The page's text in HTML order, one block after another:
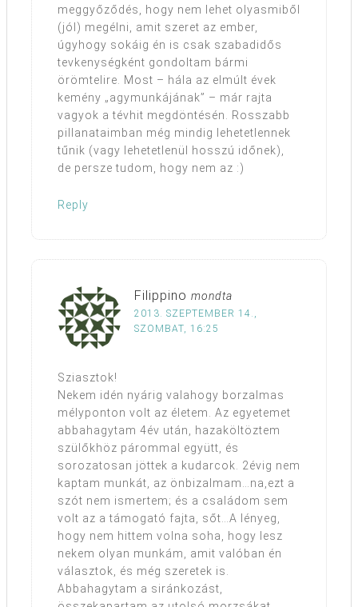
meggyőződés, hogy nem lehet olyasmiből
(jól) megélni, amit szeret az ember,
úgyhogy sokáig én is csak szabadidős
tevkenységként gondoltam bármi
örömtelire. Most – hála az elmúlt évek
kemény „agymunkájának” – már rajta
vagyok a tévhit megdöntésén. Rosszabb
pillanataimban még mindig lehetetlennek
tűnik (vagy lehetetlenül hosszú időnek),
de persze tudom, hogy nem az :)
Reply
Filippino mondta
2013. SZEPTEMBER 14.,
SZOMBAT, 16:25
Sziasztok!
Nekem idén nyárig valahogy borzalmas
mélyponton volt az életem. Az egyetemet
abbahagytam 4év után, hazaköltöztem
szülőkhöz párommal együtt, és
sorozatosan jöttek a kudarcok. 2évig nem
kaptam munkát, az önbizalmam…na,ezt a
szót nem ismertem; és a családom sem
volt az a támogató fajta, sőt…A lényeg,
hogy nem hittem volna soha, hogy lesz
nekem olyan munkám, amit valóban én
választok, és még szeretek is.
Abbahagytam a siránkozást,